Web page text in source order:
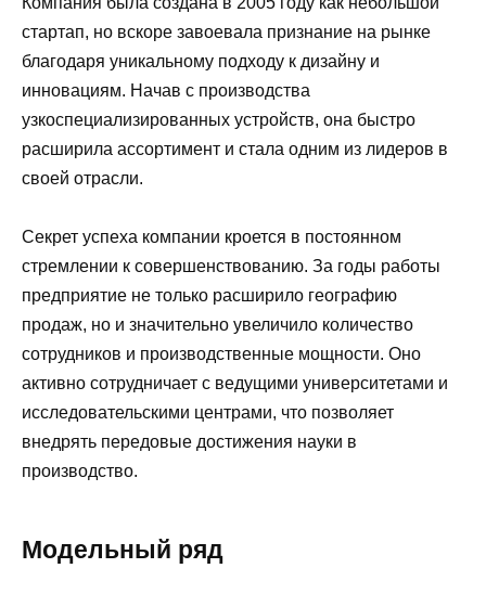
стартап, но вскоре завоевала признание на рынке
благодаря уникальному подходу к дизайну и
инновациям. Начав с производства
узкоспециализированных устройств, она быстро
расширила ассортимент и стала одним из лидеров в
своей отрасли.
Секрет успеха компании кроется в постоянном
стремлении к совершенствованию. За годы работы
предприятие не только расширило географию
продаж, но и значительно увеличило количество
сотрудников и производственные мощности. Оно
активно сотрудничает с ведущими университетами и
исследовательскими центрами, что позволяет
внедрять передовые достижения науки в
производство.
Модельный ряд